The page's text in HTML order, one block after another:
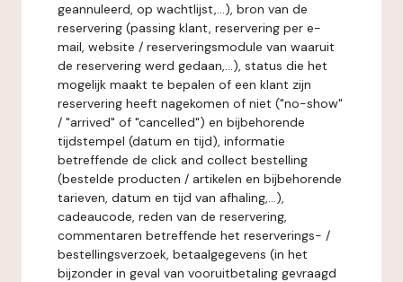
geannuleerd, op wachtlijst,...), bron van de
reservering (passing klant, reservering per e-
mail, website / reserveringsmodule van waaruit
de reservering werd gedaan,...), status die het
mogelijk maakt te bepalen of een klant zijn
reservering heeft nagekomen of niet ("no-show"
/ "arrived" of "cancelled") en bijbehorende
tijdstempel (datum en tijd), informatie
betreffende de click and collect bestelling
(bestelde producten / artikelen en bijbehorende
tarieven, datum en tijd van afhaling,...),
cadeaucode, reden van de reservering,
commentaren betreffende het reserverings- /
bestellingsverzoek, betaalgegevens (in het
bijzonder in geval van vooruitbetaling gevraagd